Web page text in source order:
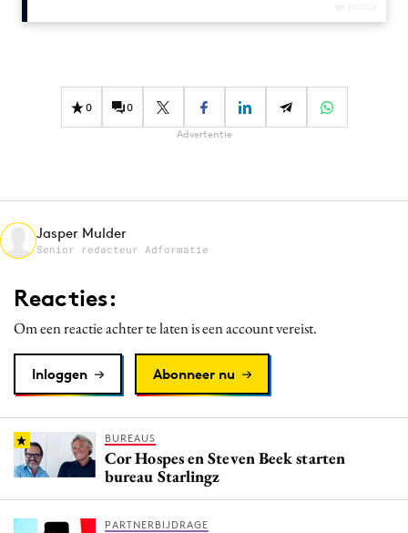
Design
Gedragsverandering
Media
Merkstrategie
PR
Programmatic
Reputatie & crisis
0 0
Advertentie
Jasper Mulder
Senior redacteur Adformatie
Reacties:
Om een reactie achter te laten is een account vereist.
Inloggen Abonneer nu
BUREAUS
Cor Hospes en Steven Beek starten
bureau Starlingz
PARTNERBIJDRAGE